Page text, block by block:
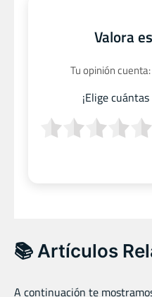
Valora
Tu opinión
¡Elige
📚 Artículos
A continuación te